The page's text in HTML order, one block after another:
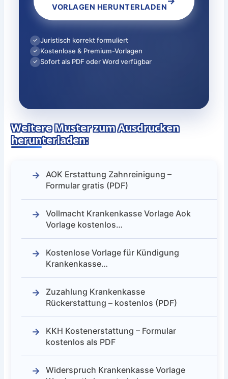
VORLAGEN HERUNTERLADEN
✓ Juristisch korrekt formuliert
✓ Kostenlose & Premium-Vorlagen
✓ Sofort als PDF oder Word verfügbar
Weitere Muster zum Ausdrucken
herunterladen:
AOK Erstattung Zahnreinigung –
Formular gratis (PDF)
Vollmacht Krankenkasse Vorlage Aok
Vorlage kostenlos…
Kostenlose Vorlage für Kündigung
Krankenkasse…
Zuzahlung Krankenkasse
Rückerstattung – kostenlos (PDF)
KKH Kostenerstattung – Formular
kostenlos als PDF
Widerspruch Krankenkasse Vorlage